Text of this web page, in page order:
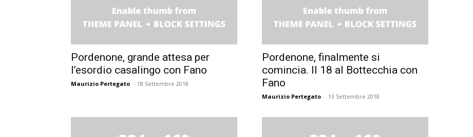
Pordenone, grande attesa per
l’esordio casalingo con Fano
Maurizio Pertegato - 18 Settembre 2018
Pordenone, finalmente si
comincia. Il 18 al Bottecchia con
Fano
Maurizio Pertegato - 13 Settembre 2018